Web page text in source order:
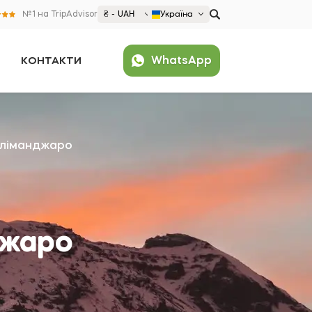
№1 на TripAdvisor ₴ - UAH Україна
Deutschland (Deutsch)
Americas
Argentina (Español)
Brazil (Português)
United States (English)
Asia
Japan (Japanese)
Europe
Croatia (Hrvatski)
КОНТАКТИ WhatsApp